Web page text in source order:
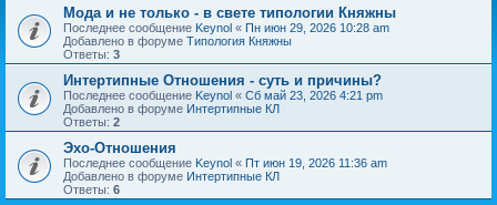
Мода и не только - в свете типологии Княжны
Последнее сообщение Keynol « Пн июн 29, 2026 10:28 am
Добавлено в форуме Типология Княжны
Ответы: 3
Интертипные Отношения - суть и причины?
Последнее сообщение Keynol « Сб май 23, 2026 4:21 pm
Добавлено в форуме Интертипные КЛ
Ответы: 2
Эхо-Отношения
Последнее сообщение Keynol « Пт июн 19, 2026 11:36 am
Добавлено в форуме Интертипные КЛ
Ответы: 6